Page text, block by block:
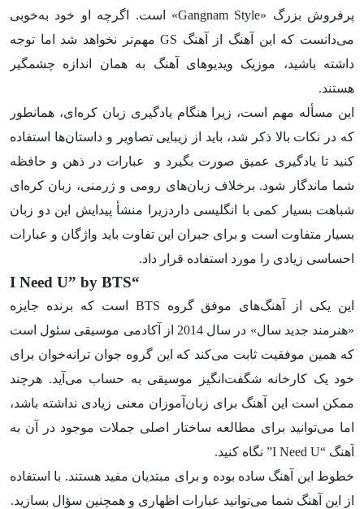
پرفروش بزرگ «Gangnam Style» است. اگرچه او خود به‌خوبی
می‌دانست که این آهنگ از آهنگ GS مهم‌تر نخواهد شد اما توجه
داشته باشید، موزیک ویدیوهای آهنگ به همان اندازه چشمگیر
هستند.
این مسأله مهم است، زیرا هنگام یادگیری زبان کره‌ای، همانطور
که در نکات بالا ذکر شد، باید از زیبایی تصاویر و داستان‌ها استفاده
کنید تا یادگیری عمیق صورت بگیرد و عبارات در ذهن و حافظه
شما ماندگار شود. برخلاف زبان‌های رومی و ژرمنی، زبان کره‌ای
شباهت بسیار کمی با انگلیسی داردزیرا منشأ پیدایش این دو زبان
بسیار متفاوت است و برای جبران این تفاوت باید واژگان و عبارات
احساسی زیادی را مورد استفاده قرار داد.
“I Need U” by BTS
این یکی از آهنگ‌های موفق گروه BTS است که برنده جایزه
«هنرمند جدید سال» در سال 2014 از آکادمی موسیقی سئول است
که همین موفقیت ثابت می‌کند که این گروه جوان ترانه‌خوان برای
خود یک کارخانه شگفت‌انگیز موسیقی به حساب می‌آید. هرچند
ممکن است این آهنگ برای زبان‌آموزان معنی زیادی نداشته باشد،
اما می‌توانید برای مطالعه ساختار اصلی جملات موجود در آن به
آهنگ “I Need U” نگاه کنید.
خطوط این آهنگ ساده بوده و برای مبتدیان مفید هستند. با استفاده
از این آهنگ شما می‌توانید عبارات اظهاری و همچنین سؤال بسازید.